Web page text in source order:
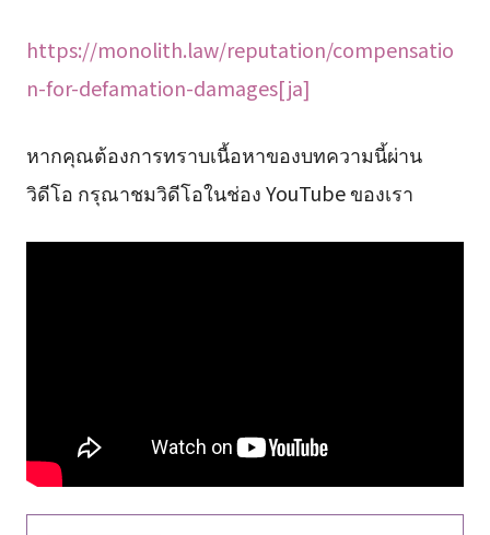
https://monolith.law/reputation/compensatio
n-for-defamation-damages[ja]
หากคุณต้องการทราบเนื้อหาของบทความนี้ผ่าน
วิดีโอ กรุณาชมวิดีโอในช่อง YouTube ของเรา